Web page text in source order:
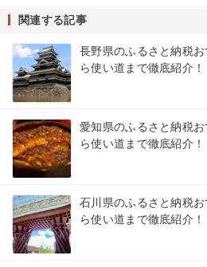
関連する記事
長野県のふるさと納税
ら使い道まで徹底紹介！
愛知県のふるさと納税
ら使い道まで徹底紹介！
石川県のふるさと納税
ら使い道まで徹底紹介！